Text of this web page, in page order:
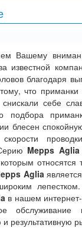
Вашему
известной
благодаря
что
себе
подбора
блесен
скорости
Mepps
относятся
Aglia
в нашем интернет-
результативную